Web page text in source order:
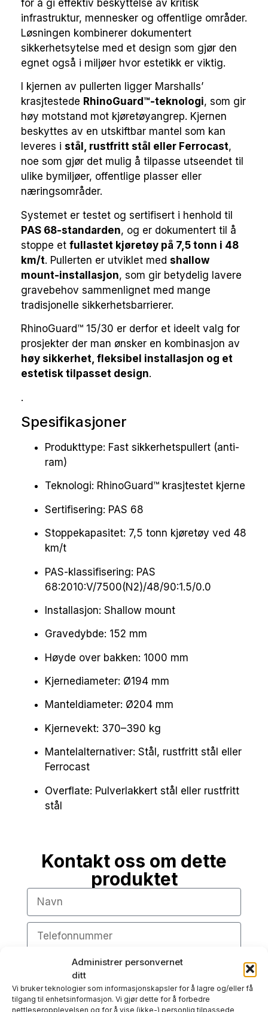
Administrer personvernet
ditt
Vi bruker teknologier som informasjonskapsler for å lagre og/eller få
tilgang til enhetsinformasjon. Vi gjør dette for å forbedre
nettleseropplevelsen og for å vise (ikke-) personlig tilpassede
for å gi effektiv beskyttelse av kritisk
infrastruktur, mennesker og offentlige områder.
Løsningen kombinerer dokumentert
sikkerhetsytelse med et design som gjør den
egnet også i miljøer hvor estetikk er viktig.
I kjernen av pullerten ligger Marshalls’
krasjtestede RhinoGuard™-teknologi, som gir
høy motstand mot kjøretøyangrep. Kjernen
beskyttes av en utskiftbar mantel som kan
leveres i stål, rustfritt stål eller Ferrocast,
noe som gjør det mulig å tilpasse utseendet til
ulike bymiljøer, offentlige plasser eller
næringsområder.
Systemet er testet og sertifisert i henhold til
PAS 68-standarden, og er dokumentert til å
stoppe et fullastet kjøretøy på 7,5 tonn i 48
km/t. Pullerten er utviklet med shallow
mount-installasjon, som gir betydelig lavere
gravebehov sammenlignet med mange
tradisjonelle sikkerhetsbarrierer.
RhinoGuard™ 15/30 er derfor et ideelt valg for
prosjekter der man ønsker en kombinasjon av
høy sikkerhet, fleksibel installasjon og et
estetisk tilpasset design.
.
Spesifikasjoner
Produkttype: Fast sikkerhetspullert (anti-
ram)
Teknologi: RhinoGuard™ krasjtestet kjerne
Sertifisering: PAS 68
Stoppekapasitet: 7,5 tonn kjøretøy ved 48
km/t
PAS-klassifisering: PAS
68:2010:V/7500(N2)/48/90:1.5/0.0
Installasjon: Shallow mount
Gravedybde: 152 mm
Høyde over bakken: 1000 mm
Kjernediameter: Ø194 mm
Manteldiameter: Ø204 mm
Kjernevekt: 370–390 kg
Mantelalternativer: Stål, rustfritt stål eller
Ferrocast
Overflate: Pulverlakkert stål eller rustfritt
stål
Kontakt oss om dette
produktet